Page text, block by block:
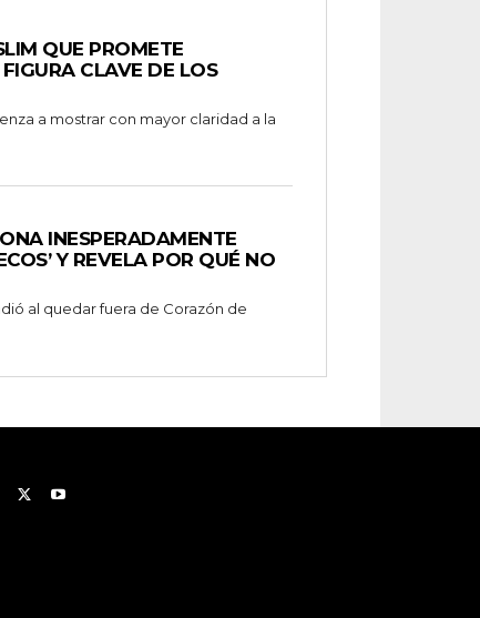
QUE PROMETE
CLAVE DE LOS
a mostrar con mayor claridad a la
INESPERADAMENTE
Y REVELA POR QUÉ NO
al quedar fuera de Corazón de